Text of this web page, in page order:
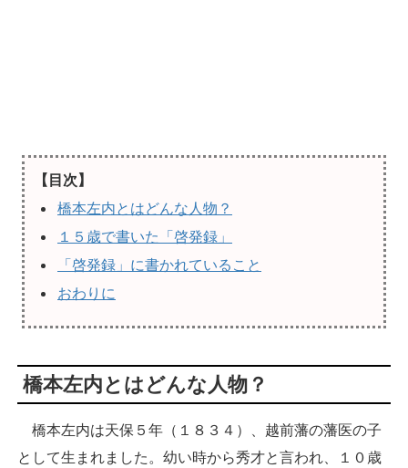
【目次】
橋本左内とはどんな人物？
１５歳で書いた「啓発録」
「啓発録」に書かれていること
おわりに
橋本左内とはどんな人物？
橋本左内は天保５年（１８３４）、越前藩の藩医の子
として生まれました。幼い時から秀才と言われ、１０歳